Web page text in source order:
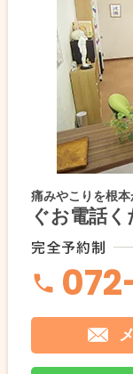
痛みやこりを根
ぐお電話く